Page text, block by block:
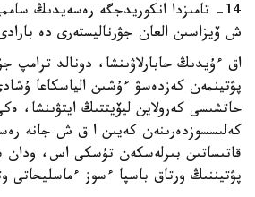
14- تامىزدا انكوريدجگە رەسەيدىڭ
ش ۆيزاسىن العان جۋرناليستەرى دە
اق ءۇيدىڭ حابارلاۋىنشا، دونالد ترامپ
پۋتينمەن كەزدەسۋ ءۇشىن الياسكاعا
حاتشىسى كەرولاين ليۆيتتىڭ ايتۋىنشا،
كەلىسسوزدەرىنەن كەيىن ا ق ش جانە
قاتىساتىن بىرلەسكەن تۇسكى اس،
پۋتيننىڭ ورتاق باسپا ءسوز ءماسليحاتى